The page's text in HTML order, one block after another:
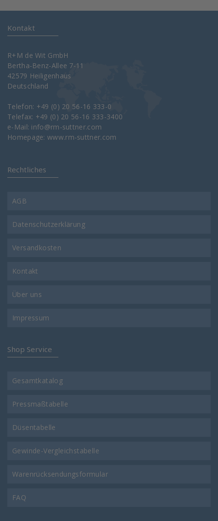
Kontakt
R+M de Wit GmbH
Bertha-Benz-Allee 7-11
42579 Heiligenhaus
Deutschland
Telefon: +49 (0) 20 56-16 333-0
Telefax: +49 (0) 20 56-16 333-3400
e-Mail: info@rm-suttner.com
Homepage:www.rm-suttner.com
Rechtliches
AGB
Datenschutzerklärung
Versandkosten
Kontakt
Über uns
Impressum
Shop Service
Gesamtkatalog
Pressmaßtabelle
Düsentabelle
Gewinde-Vergleichstabelle
Warenrücksendungsformular
FAQ